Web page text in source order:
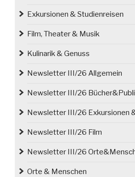
Exkursionen & Studienreisen
Film, Theater & Musik
Kulinarik & Genuss
Newsletter III/26 Allgemein
Newsletter III/26
Newsletter III/26 Exkursionen
Newsletter III/26 Film
Newsletter III/26
Orte & Menschen